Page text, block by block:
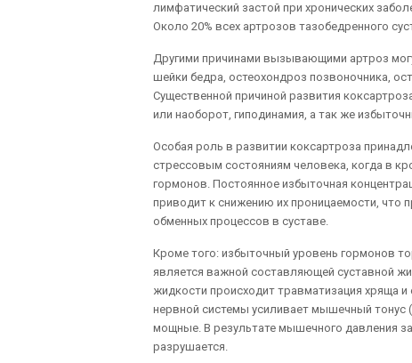
лимфатический застой при хронических
Около 20% всех артрозов тазобедренного
Другими причинами вызывающими артроз
шейки бедра, остеохондроз позвоночника,
Существенной причиной развития
или наоборот, гиподинамия, а так же
Особая роль в развитии коксартроза
стрессовым состояниям человека, когда в
гормонов. Постоянное избыточная
приводит к снижению их проницаемости, что
обменных процессов в суставе.
Кроме того: избыточный уровень гормонов
является важной составляющей суставной
жидкости происходит травматизация хряща
нервной системы усиливает мышечный тонус
мощные. В результате мышечного давления
разрушается.